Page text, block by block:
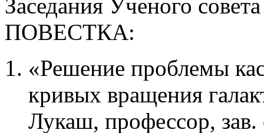
Заседания Ученого
ПОВЕСТКА:
«Решение проблемы
кривых вращения
Лукаш, профессор,